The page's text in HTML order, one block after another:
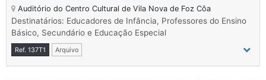
Auditório do Centro Cultural de Vila Nova de Foz Côa
Destinatários: Educadores de Infância, Professores do Ensino
Básico, Secundário e Educação Especial
Ref. 137T1 Arquivo